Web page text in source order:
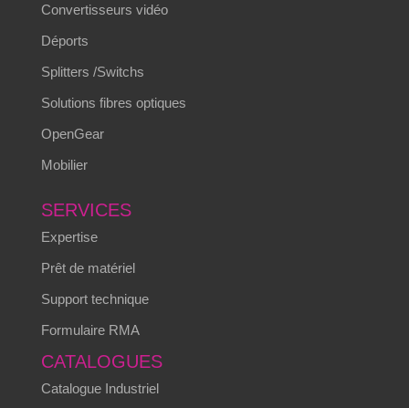
Convertisseurs vidéo
Déports
Splitters /Switchs
Solutions fibres optiques
OpenGear
Mobilier
SERVICES
Expertise
Prêt de matériel
Support technique
Formulaire RMA
CATALOGUES
Catalogue Industriel